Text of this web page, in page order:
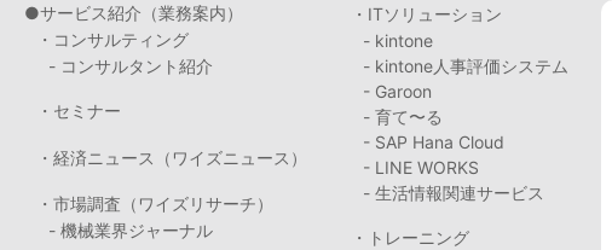
サービス紹介（業務案内）
・コンサルティング
- コンサルタント紹介
・セミナー
・経済ニュース（ワイズニュース）
・市場調査（ワイズリサーチ）
- 機械業界ジャーナル
・ITソリューション
- kintone
- kintone人事評価システム
- Garoon
- 育て〜る
- SAP Hana Cloud
- LINE WORKS
- 生活情報関連サービス
・トレーニング